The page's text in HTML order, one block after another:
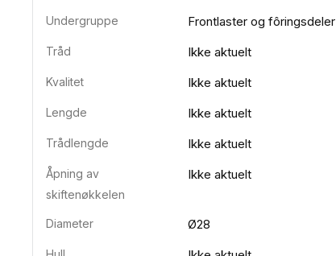
Undergruppe Frontlaster og fôringsdeler
Tråd Ikke aktuelt
Kvalitet Ikke aktuelt
Lengde Ikke aktuelt
Trådlengde Ikke aktuelt
Åpning av
skiftenøkkelen
Ikke aktuelt
Diameter Ø28